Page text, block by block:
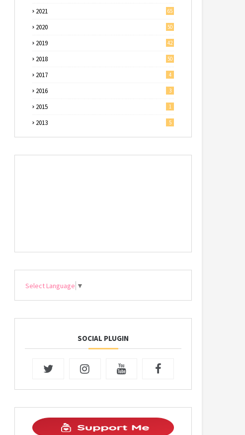
2021 65
2020 50
2019 42
2018 50
2017 4
2016 3
2015 1
2013 5
Select Language ▼
SOCIAL PLUGIN